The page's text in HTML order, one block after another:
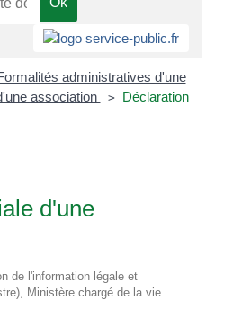
administratives d'une
association >
Déclaration
d'une
de l'information légale et
Ministère chargé de la vie